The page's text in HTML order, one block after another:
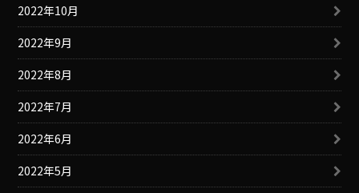
2022年10月
2022年9月
2022年8月
2022年7月
2022年6月
2022年5月